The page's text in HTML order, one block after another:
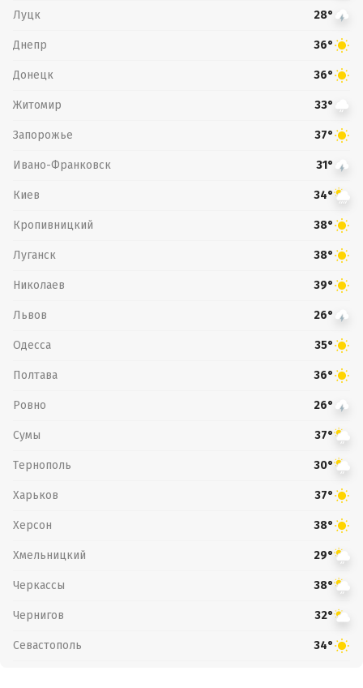
Луцк 28°
Днепр 36°
Донецк 36°
Житомир 33°
Запорожье 37°
Ивано-Франковск 31°
Киев 34°
Кропивницкий 38°
Луганск 38°
Николаев 39°
Львов 26°
Одесса 35°
Полтава 36°
Ровно 26°
Сумы 37°
Тернополь 30°
Харьков 37°
Херсон 38°
Хмельницкий 29°
Черкассы 38°
Чернигов 32°
Севастополь 34°